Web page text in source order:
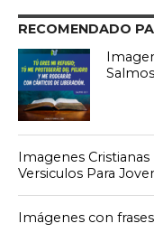
RECOMENDADO
Imagenes
Versiculos Para
Imágenes con